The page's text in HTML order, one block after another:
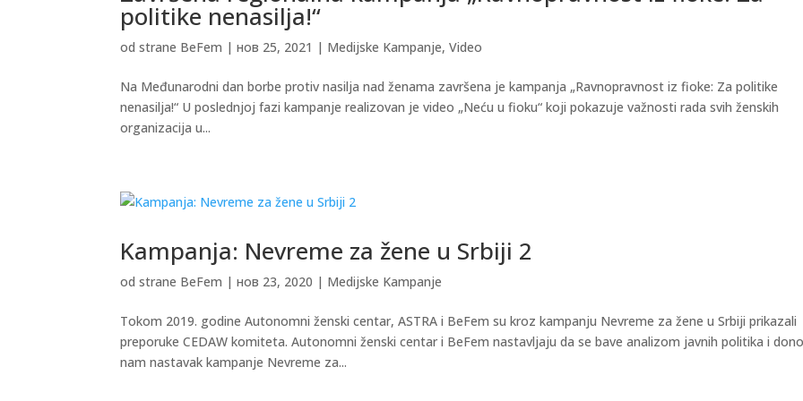
politike nenasilja!“
od strane BeFem |нов 25, 2021 | Medijske Kampanje,Video
Na Međunarodni dan borbe protiv nasilja nad ženama završena je kampanja „Ravnopravnost iz fioke: Za politike
nenasilja!“ U poslednjoj fazi kampanje realizovan je video „Neću u fioku“ koji pokazuje važnosti rada svih ženskih
organizacija u...
Kampanja: Nevreme za žene u Srbiji 2
od strane BeFem |нов 23, 2020 | Medijske Kampanje
Tokom 2019. godine Autonomni ženski centar, ASTRA i BeFem su kroz kampanju Nevreme za žene u Srbiji prikazali
preporuke CEDAW komiteta. Autonomni ženski centar i BeFem nastavljaju da se bave analizom javnih politika i
nam nastavak kampanje Nevreme za...